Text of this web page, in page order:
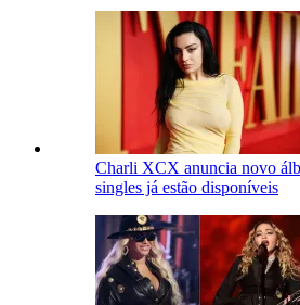
Charli XCX anuncia novo
singles já estão disponíveis